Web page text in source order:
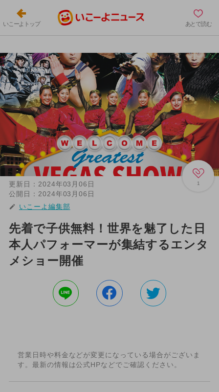
いこーよトップ あとで読む
1
更新日： 2024年03月06日
公開日： 2024年03月06日
いこーよ編集部
先着で子供無料！世界を魅了した日
本人パフォーマーが集結するエンタ
メショー開催
営業日時や料金などが変更になっている場合がございま
す。最新の情報は公式HPなどでご確認ください。